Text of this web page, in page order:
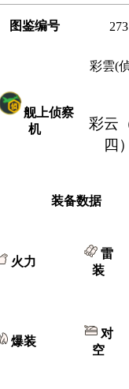
图鉴编号 273
舰上侦察
机
彩雲(
彩云
四
装备数据
火力
雷
装
爆装
对
空